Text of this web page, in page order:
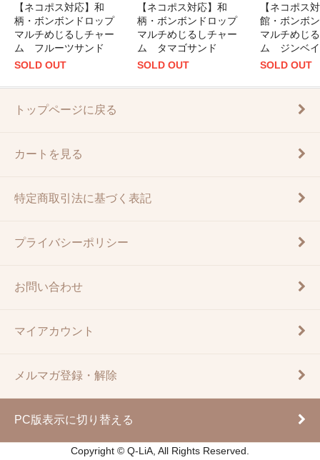
【ネコポス対応】和
柄・ボンボンドロップ
マルチめじるしチャー
ム フルーツサンド
SOLD OUT
【ネコポス対応】和
柄・ボンボンドロップ
マルチめじるしチャー
ム タマゴサンド
SOLD OUT
【ネコポス
館・ボンボ
マルチめじ
ム ジンベ
SOLD OUT
トップページに戻る
カートを見る
特定商取引法に基づく表記
プライバシーポリシー
お問い合わせ
マイアカウント
メルマガ登録・解除
PC版表示に切り替える
Copyright © Q-LiA, All Rights Reserved.